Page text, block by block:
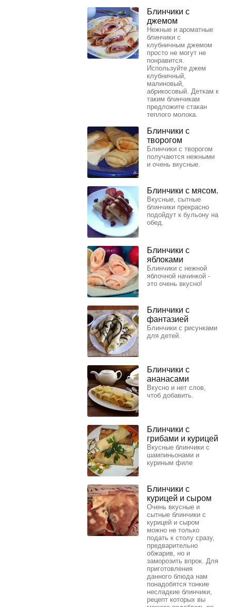
Блинчики с
джемом
Нежные и ароматные
блинчики с
клубничным джемом
просто не могут не
понравится.
Используйте джем
клубничный,
малиновый,
абрикосовый. Деткам к
таким блинчикам
предложите стакан
теплого молока.
Блинчики с
творогом
Блинчики с творогом
получаются нежными
и очень вкусные.
Блинчики с мясом.
Вкусные, сытные
блинчики прекрасно
подойдут к бульону на
обед.
Блинчики с
яблоками
Блинчики с нежной
яблочной начинкой -
это очень вкусно!
Блинчики с
фантазией
Блинчики с рисунками
для детей.
Блинчики с
ананасами
Вкусно и нет слов,
чтоб добавить.
Блинчики с
грибами и курицей
Вкусные блинчики с
шампиньонами и
куриным филе
Блинчики с
курицей и сыром
Очень вкусные и
сытные блинчики с
курицей и сыром
можно не только
подать к столу сразу,
предварительно
обжарив, но и
заморозить впрок. Для
приготовления
данного блюда нам
понадобятся тонкие
несладкие блинчики,
рецепт которых вы